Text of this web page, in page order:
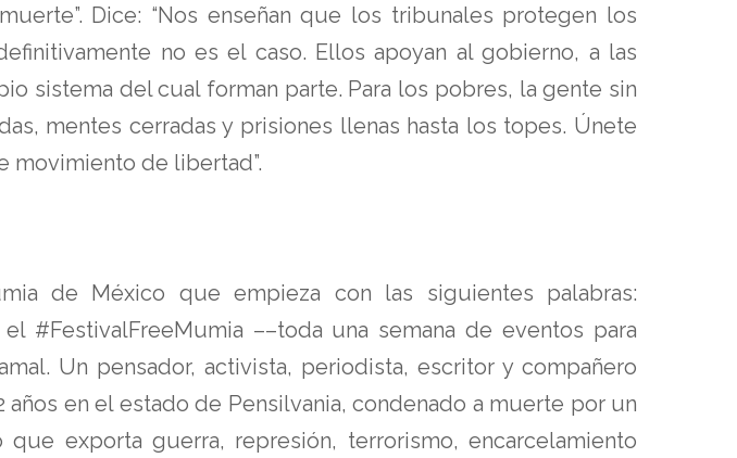
Dice: “Nos enseñan que los tribunales protegen los
no es el caso. Ellos apoyan al gobierno, a las
sistema del cual forman parte. Para los pobres, la gente sin
mentes cerradas y prisiones llenas hasta los topes. Únete
movimiento de libertad”.
de México que empieza con las siguientes palabras:
#FestivalFreeMumia ––toda una semana de eventos para
Un pensador, activista, periodista, escritor y compañero
en el estado de Pensilvania, condenado a muerte por un
exporta guerra, represión, terrorismo, encarcelamiento